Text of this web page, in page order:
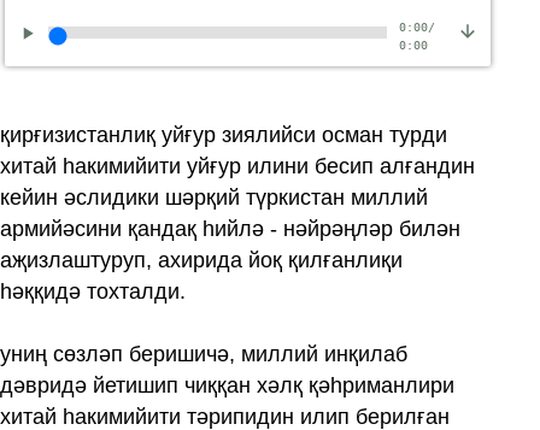
0:00/
0:00
қирғизистанлиқ уйғур зиялийси осман турди
хитай һакимийити уйғур илини бесип алғандин
кейин әслидики шәрқий түркистан миллий
армийәсини қандақ һийлә - нәйрәңләр билән
аҗизлаштуруп, ахирида йоқ қилғанлиқи
һәққидә тохталди.
униң сөзләп беришичә, миллий инқилаб
дәвридә йетишип чиққан хәлқ қәһриманлири
хитай һакимийити тәрипидин илип берилған